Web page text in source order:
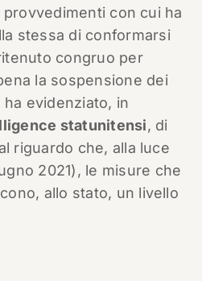
con cui ha
stessa di conformarsi
congruo per
la sospensione dei
evidenziato, in
statunitensi, di
riguardo che, alla luce
2021), le misure che
allo stato, un livello